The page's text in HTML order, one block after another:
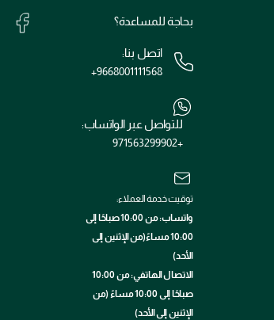
بحاجة للمساعدة؟
اتصل بنا:
+9668001111568
للتواصل عبر الواتساب:
+971563299902
توقيت خدمة العملاء:
واتساب: من 10:00 صباحًا إلى
10:00 مساءً(من الإثنين إلى
الأحد)
الاتصال الهاتفي: من 10:00
صباحًا إلى 10:00 مساءً (من
الإثنين إلى الأحد)